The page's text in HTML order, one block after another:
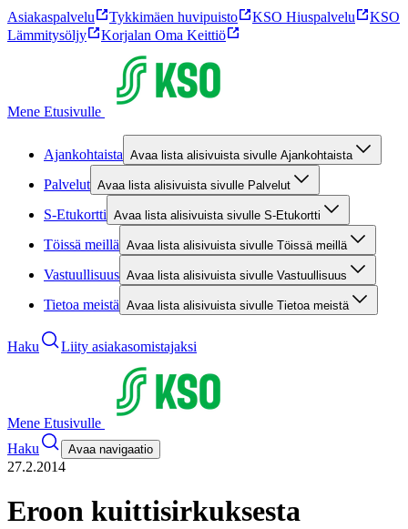
Asiakaspalvelu Tykkimäen huvipuisto KSO Hiuspalvelu
KSO
Lämmitysöljy
Korjalan Oma Keittiö
Mene Etusivulle
Ajankohtaista Avaa lista alisivuista sivulle Ajankohtaista
Palvelut Avaa lista alisivuista sivulle Palvelut
S-Etukortti Avaa lista alisivuista sivulle S-Etukortti
Töissä meillä Avaa lista alisivuista sivulle Töissä meillä
Vastuullisuus Avaa lista alisivuista sivulle Vastuullisuus
Tietoa meistä Avaa lista alisivuista sivulle Tietoa meistä
Haku Liity asiakasomistajaksi
Mene Etusivulle
Haku
Avaa navigaatio
27.2.2014
Eroon kuittisirkuksesta